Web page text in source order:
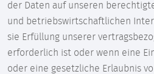
der Daten auf unseren
und betriebswirtschaftlichen
sie Erfüllung unserer
erforderlich ist oder wenn eine
oder eine gesetzliche Erlaubnis